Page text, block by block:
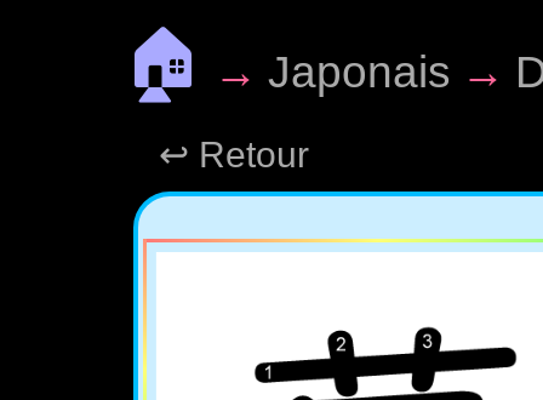
🏠 → Japonais →
↩ Retour